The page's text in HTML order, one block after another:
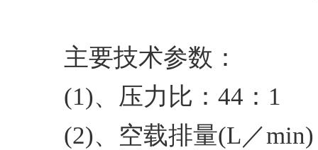
主要技术参数：
(1)、压力比：44：1
(2)、空载排量(L／